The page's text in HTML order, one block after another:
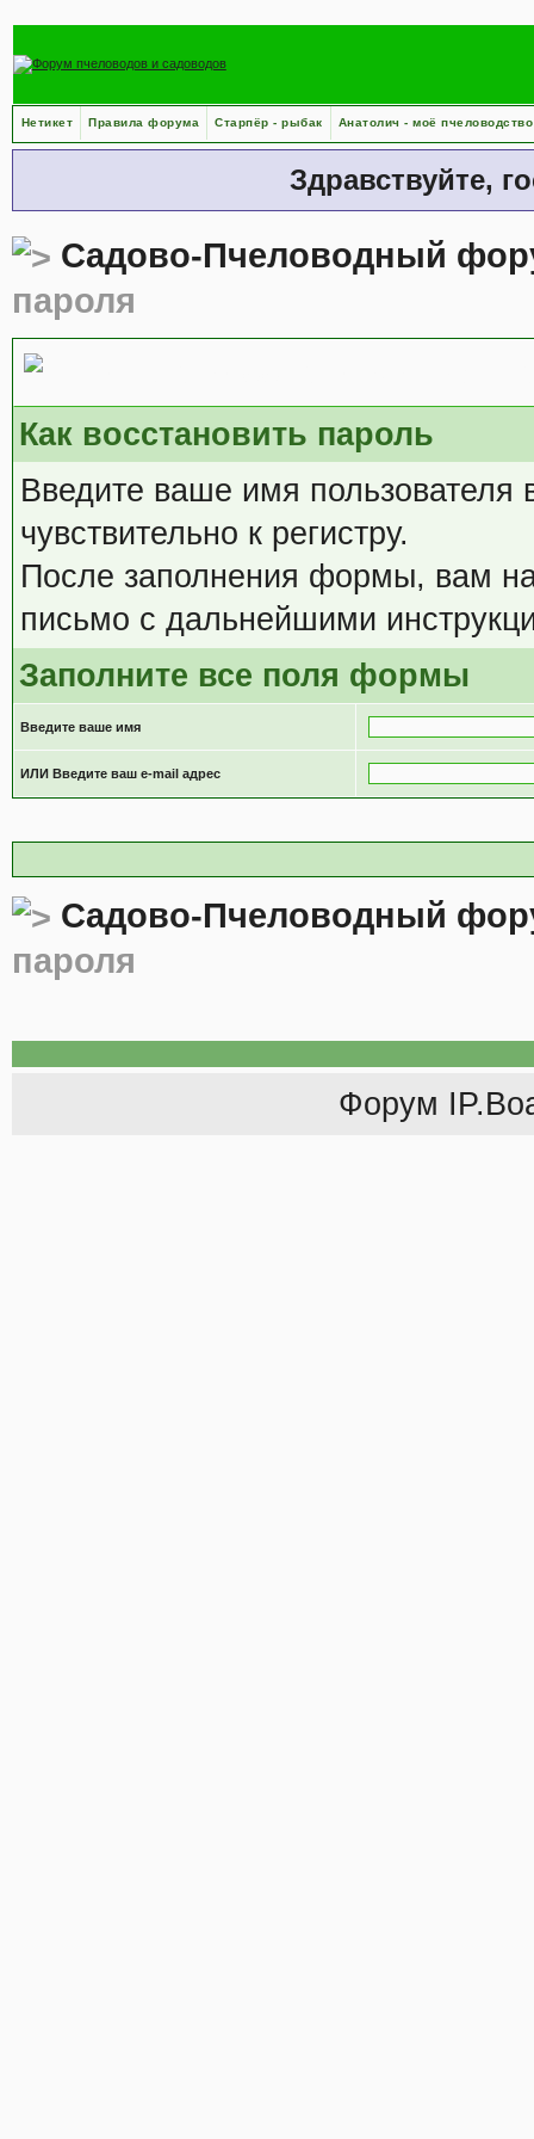
Нетикет Правила форума Старпёр - рыбак Анатолич - моё пчеловодство
Здравствуйте,
Садово-Пчеловодный
пароля
Как восстановить пароль
Введите ваше имя
чувствительно к регистру.
После заполнения формы, вам на
письмо с дальнейшими
Заполните все поля формы
Введите ваше имя
ИЛИ Введите ваш e-mail адрес
Садово-Пчеловодный
пароля
Форум